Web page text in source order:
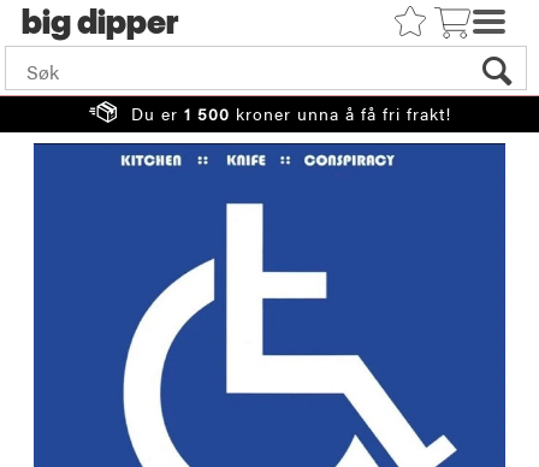
big
Du er 1 500 kroner unna å få fri frakt!